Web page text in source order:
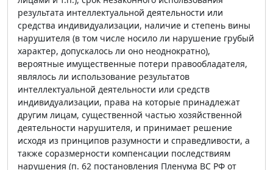
результата интеллектуальной деятельности или
средства индивидуализации, наличие и степень вины
нарушителя (в том числе носило ли нарушение грубый
характер, допускалось ли оно неоднократно),
вероятные имущественные потери правообладателя,
являлось ли использование результатов
интеллектуальной деятельности или средств
индивидуализации, права на которые принадлежат
другим лицам, существенной частью хозяйственной
деятельности нарушителя, и принимает решение
исходя из принципов разумности и справедливости, а
также соразмерности компенсации последствиям
нарушения (п. 62 постановления Пленума ВС РФ от